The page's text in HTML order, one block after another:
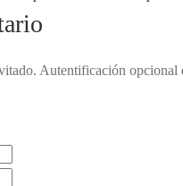
Autentificación opcional